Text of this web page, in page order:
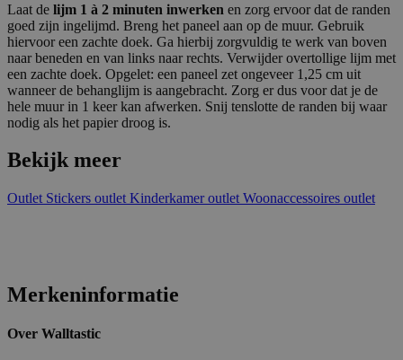
Laat de lijm 1 à 2 minuten inwerken en zorg ervoor dat de randen
goed zijn ingelijmd. Breng het paneel aan op de muur. Gebruik
hiervoor een zachte doek. Ga hierbij zorgvuldig te werk van boven
naar beneden en van links naar rechts. Verwijder overtollige lijm met
een zachte doek. Opgelet: een paneel zet ongeveer 1,25 cm uit
wanneer de behanglijm is aangebracht. Zorg er dus voor dat je de
hele muur in 1 keer kan afwerken. Snij tenslotte de randen bij waar
nodig als het papier droog is.
Bekijk meer
Outlet Stickers outlet Kinderkamer outlet Woonaccessoires outlet
Merkeninformatie
Over Walltastic